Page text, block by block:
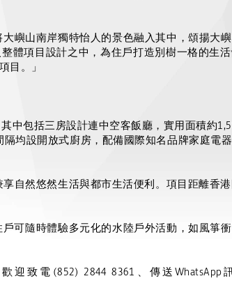
大嶼山南岸獨特怡人的景色融入其中，頌揚大
體項目設計之中，為住戶打造別樹一格的生
目。」
中包括三房設計連中空客飯廳，實用面積約
隔均設開放式廚房，配備國際知名品牌家庭電
享自然悠然生活與都市生活便利。項目距離香
可隨時體驗多元化的水陸戶外活動，如風箏
迎致電 (852) 2844 8361 、傳送 WhatsApp